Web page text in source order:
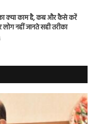
क्या काम है, कब और कैसे करें
लोग नहीं जानते सही तरीका